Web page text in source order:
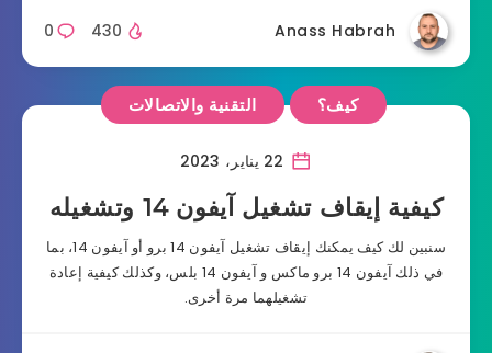
Anass Habrah
0 430
كيف؟ التقنية والاتصالات
كيفية إيقاف تشغيل آيفون 14 وتشغيله
سنبين لك كيف يمكنك إيقاف تشغيل آيفون 14 برو أو آيفون 14، بما
في ذلك آيفون 14 برو ماكس و آيفون 14 بلس، وكذلك كيفية إعادة
تشغيلهما مرة أخرى.